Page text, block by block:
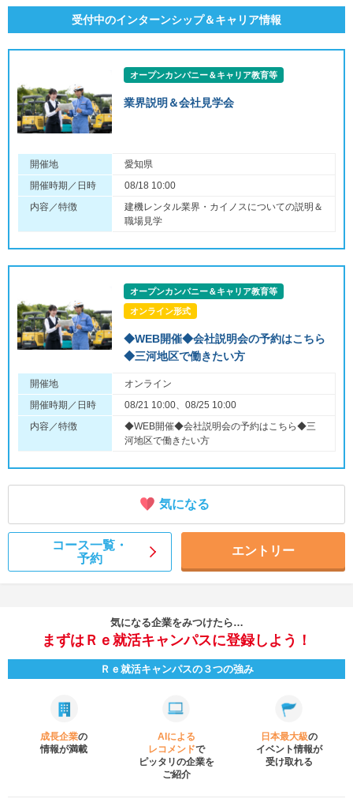
受付中のインターンシップ＆キャリア情報
オープンカンパニー＆キャリア教育等
業界説明＆会社見学会
開催地
愛知県
開催時期／日時
08/18 10:00
内容／特徴
建機レンタル業界・カイノスについての説明＆
職場見学
オープンカンパニー＆キャリア教育等
オンライン形式
◆WEB開催◆会社説明会の予約はこちら
◆三河地区で働きたい方
開催地
オンライン
開催時期／日時
08/21 10:00、08/25 10:00
内容／特徴
◆WEB開催◆会社説明会の予約はこちら◆三
河地区で働きたい方
気になる
コース一覧・
予約
エントリー
気になる企業をみつけたら…
まずはＲｅ就活キャンパスに登録しよう！
Ｒｅ就活キャンパスの３つの強み
成長企業の
情報が満載
AIによる
レコメンドで
ピッタリの企業を
ご紹介
日本最大級の
イベント情報が
受け取れる